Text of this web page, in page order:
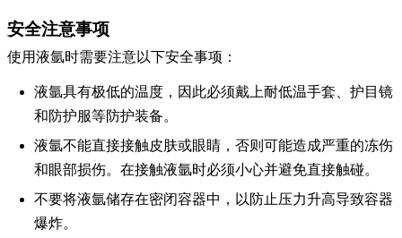
安全注意事项
使用液氩时需要注意以下安全事项：
液氩具有极低的温度，因此必须戴上耐低温手套、护目镜
和防护服等防护装备。
液氩不能直接接触皮肤或眼睛，否则可能造成严重的冻伤
和眼部损伤。在接触液氩时必须小心并避免直接触碰。
不要将液氩储存在密闭容器中，以防止压力升高导致容器
爆炸。